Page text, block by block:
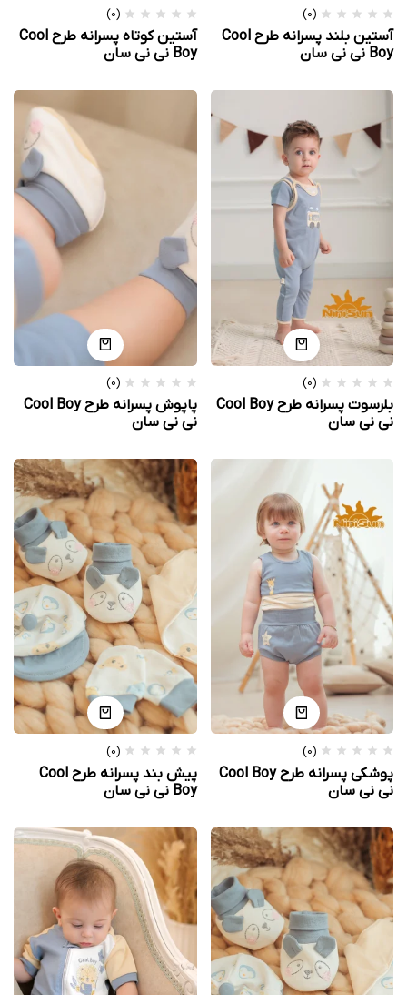
(0)
آستین بلند پسرانه طرح Cool
Boy نی نی سان
(0)
آستین کوتاه پسرانه طرح Cool
Boy نی نی سان
(0)
بلرسوت پسرانه طرح Cool Boy
نی نی سان
(0)
پاپوش پسرانه طرح Cool Boy
نی نی سان
(0)
پوشکی پسرانه طرح Cool Boy
نی نی سان
(0)
پیش بند پسرانه طرح Cool
Boy نی نی سان